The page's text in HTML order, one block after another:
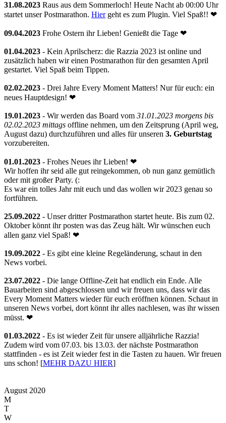
31.08.2023 Raus aus dem Sommerloch! Heute Nacht ab 00:00 Uhr
startet unser Postmarathon. Hiergeht es zum Plugin. Viel Spaß!! ❤
09.04.2023 Frohe Ostern ihr Lieben! Genießt die Tage ❤
01.04.2023 - Kein Aprilscherz: die Razzia 2023 ist online und
zusätzlich haben wir einen Postmarathon für den gesamten April
gestartet. Viel Spaß beim Tippen.
02.02.2023 - Drei Jahre Every Moment Matters! Nur für euch: ein
neues Hauptdesign! ❤
19.01.2023 - Wir werden das Board vom 31.01.2023 morgens bis
02.02.2023 mittags offline nehmen, um den Zeitsprung (April weg,
August dazu) durchzuführen und alles für unseren 3. Geburtstag
vorzubereiten.
01.01.2023 - Frohes Neues ihr Lieben! ❤
Wir hoffen ihr seid alle gut reingekommen, ob nun ganz gemütlich
oder mit großer Party. (:
Es war ein tolles Jahr mit euch und das wollen wir 2023 genau so
fortführen.
25.09.2022 - Unser dritter Postmarathon startet heute. Bis zum 02.
Oktober könnt ihr posten was das Zeug hält. Wir wünschen euch
allen ganz viel Spaß! ❤
19.09.2022 - Es gibt eine kleine Regeländerung, schaut in den
News vorbei.
23.07.2022 - Die lange Offline-Zeit hat endlich ein Ende. Alle
Bauarbeiten sind abgeschlossen und wir freuen uns, dass wir das
Every Moment Matters wieder für euch eröffnen können. Schaut in
unseren News vorbei, dort könnt ihr alles nachlesen, was ihr wissen
müsst. ❤
01.03.2022 - Es ist wieder Zeit für unsere alljährliche Razzia!
Zudem wird vom 07.03. bis 13.03. der nächste Postmarathon
stattfinden - es ist Zeit wieder fest in die Tasten zu hauen. Wir freuen
uns schon! [MEHR DAZU HIER]
August 2020
M
T
W